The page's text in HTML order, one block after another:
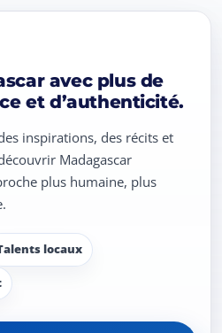
avec plus de
et d’authenticité.
inspirations, des récits et
Madagascar
plus humaine, plus
locaux